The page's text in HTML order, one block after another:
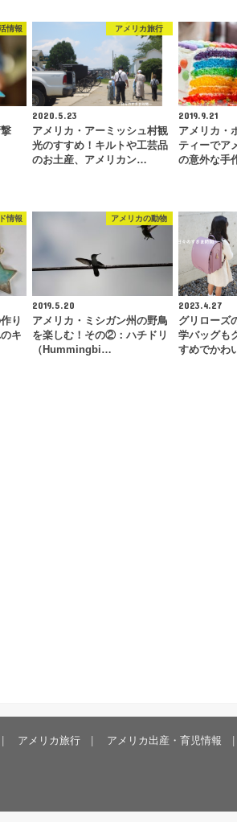
情報 アメリカ旅行
2020.5.23
アメリカ・アーミッシュ村観
光のすすめ！キルトや工芸品
のお土産、アメリカン…
2019.9.21
アメリカ・
ティーでア
の意外な手
情報
り
キ
アメリカの動物
2019.5.20
アメリカ・ミシガン州の野鳥
を楽しむ！その②：ハチドリ
（Hummingbi…
2023.4.27
グリローズ
学バッグも
すめでかわ
アメリカ旅行 アメリカ出産・育児情報